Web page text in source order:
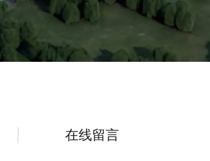
在线留言